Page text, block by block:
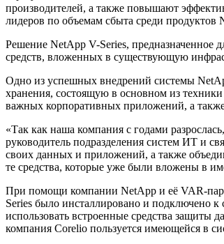
производителей, а также повышают
лидеров по объемам сбыта среди
Решение NetApp V-Series, предназначенное
средств, вложенных в существующую
Одно из успешных внедрений системы
хранения, состоящую в основном из
важных корпоративных приложений, а
«Так как наша компания с годами
руководитель подразделения систем ИТ и
своих данных и приложений, а также
те средства, которые уже были вложены в
При помощи компании NetApp и её VAR-
Series было инсталлировано и подключено
использовать встроенные средства
компания Corelio пользуется имеющейся в